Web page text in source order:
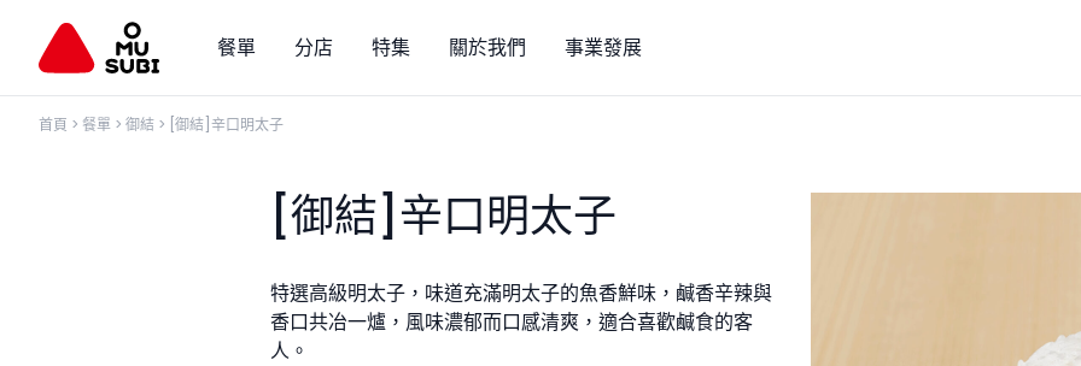
餐單 分店 特集 關於我們 事業發展
首頁 > 餐單 > 御結 > [御結]辛口明太子
[御結]辛口明太子
特選高級明太子，味道充滿明太子的魚香鮮味，鹹香辛辣與
香口共冶一爐，風味濃郁而口感清爽，適合喜歡鹹食的客
人。